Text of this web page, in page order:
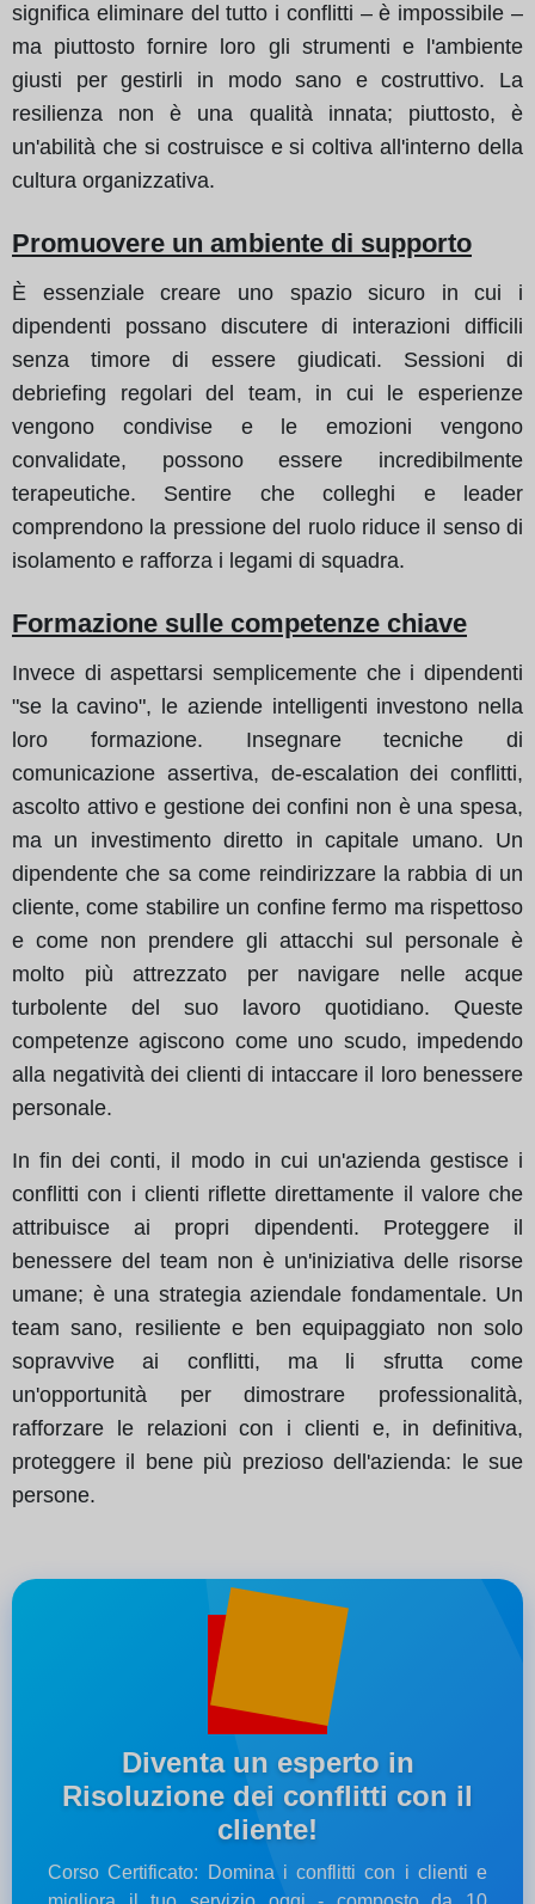
significa eliminare del tutto i conflitti – è impossibile –
ma piuttosto fornire loro gli strumenti e l'ambiente
giusti per gestirli in modo sano e costruttivo. La
resilienza non è una qualità innata; piuttosto, è
un'abilità che si costruisce e si coltiva all'interno della
cultura organizzativa.
Promuovere un ambiente di supporto
È essenziale creare uno spazio sicuro in cui i
dipendenti possano discutere di interazioni difficili
senza timore di essere giudicati. Sessioni di
debriefing regolari del team, in cui le esperienze
vengono condivise e le emozioni vengono
convalidate, possono essere incredibilmente
terapeutiche. Sentire che colleghi e leader
comprendono la pressione del ruolo riduce il senso di
isolamento e rafforza i legami di squadra.
Formazione sulle competenze chiave
Invece di aspettarsi semplicemente che i dipendenti
"se la cavino", le aziende intelligenti investono nella
loro formazione. Insegnare tecniche di
comunicazione assertiva, de-escalation dei conflitti,
ascolto attivo e gestione dei confini non è una spesa,
ma un investimento diretto in capitale umano. Un
dipendente che sa come reindirizzare la rabbia di un
cliente, come stabilire un confine fermo ma rispettoso
e come non prendere gli attacchi sul personale è
molto più attrezzato per navigare nelle acque
turbolente del suo lavoro quotidiano. Queste
competenze agiscono come uno scudo, impedendo
alla negatività dei clienti di intaccare il loro benessere
personale.
In fin dei conti, il modo in cui un'azienda gestisce i
conflitti con i clienti riflette direttamente il valore che
attribuisce ai propri dipendenti. Proteggere il
benessere del team non è un'iniziativa delle risorse
umane; è una strategia aziendale fondamentale. Un
team sano, resiliente e ben equipaggiato non solo
sopravvive ai conflitti, ma li sfrutta come
un'opportunità per dimostrare professionalità,
rafforzare le relazioni con i clienti e, in definitiva,
proteggere il bene più prezioso dell'azienda: le sue
persone.
Diventa un esperto in
Risoluzione dei conflitti con il
cliente!
Corso Certificato: Domina i conflitti con i clienti e